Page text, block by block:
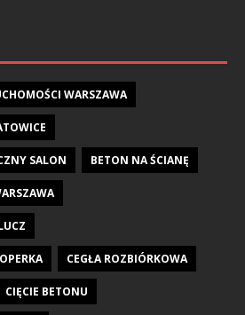
WARSZAWA
SALON BETON NA ŚCIANĘ
CEGŁA ROZBIÓRKOWA
CIĘCIE BETONU